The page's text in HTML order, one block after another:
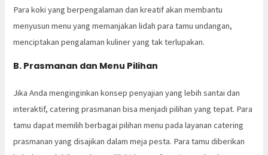
Para koki yang berpengalaman dan kreatif akan membantu
menyusun menu yang memanjakan lidah para tamu undangan,
menciptakan pengalaman kuliner yang tak terlupakan.
B. Prasmanan dan Menu Pilihan
Jika Anda menginginkan konsep penyajian yang lebih santai dan
interaktif, catering prasmanan bisa menjadi pilihan yang tepat. Para
tamu dapat memilih berbagai pilihan menu pada layanan catering
prasmanan yang disajikan dalam meja pesta. Para tamu diberikan